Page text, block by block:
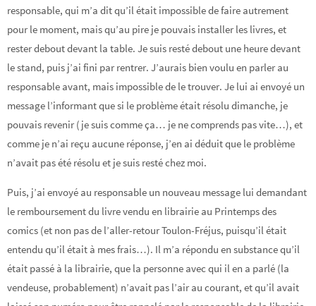
responsable, qui m’a dit qu’il était impossible de faire autrement
pour le moment, mais qu’au pire je pouvais installer les livres, et
rester debout devant la table. Je suis resté debout une heure devant
le stand, puis j’ai fini par rentrer. J’aurais bien voulu en parler au
responsable avant, mais impossible de le trouver. Je lui ai envoyé un
message l’informant que si le problème était résolu dimanche, je
pouvais revenir (je suis comme ça… je ne comprends pas vite…), et
comme je n’ai reçu aucune réponse, j’en ai déduit que le problème
n’avait pas été résolu et je suis resté chez moi.
Puis, j’ai envoyé au responsable un nouveau message lui demandant
le remboursement du livre vendu en librairie au Printemps des
comics (et non pas de l’aller-retour Toulon-Fréjus, puisqu’il était
entendu qu’il était à mes frais…). Il m’a répondu en substance qu’il
était passé à la librairie, que la personne avec qui il en a parlé (la
vendeuse, probablement) n’avait pas l’air au courant, et qu’il avait